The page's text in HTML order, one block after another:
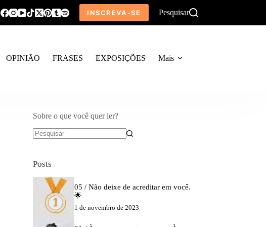
INSCREVA-SE Pesquisar
OPINIÃO FRASES EXPOSIÇÕES Mais
Sobre o que você quer ler?
Posts
05 / Não deixe de acreditar em você.
🌟
1 de novembro de 2023